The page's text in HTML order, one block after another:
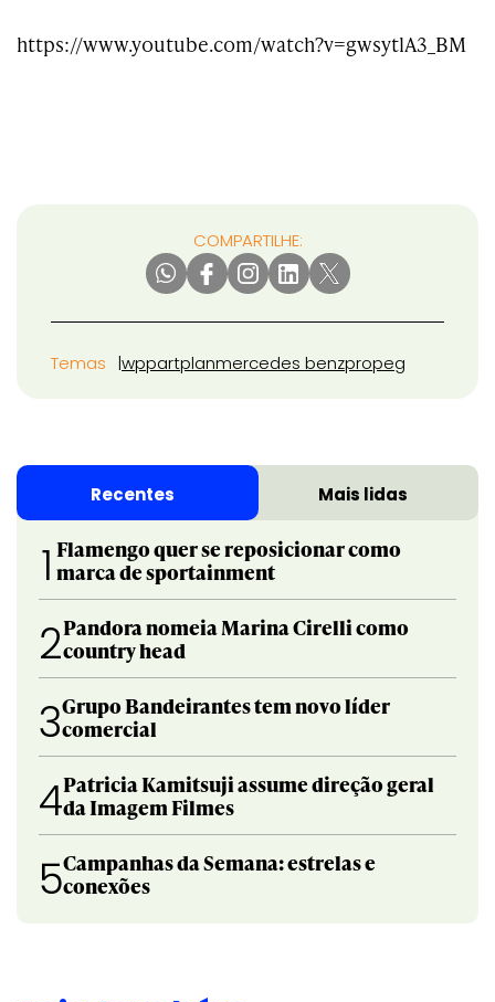
https://www.youtube.com/watch?v=gwsytlA3_BM
COMPARTILHE:
Temas wppartplanmercedes benzpropeg
Recentes Mais lidas
1 Flamengo quer se reposicionar como
marca de sportainment
2Pandora nomeia Marina Cirelli como
country head
3Grupo Bandeirantes tem novo líder
comercial
4Patricia Kamitsuji assume direção geral
da Imagem Filmes
5Campanhas da Semana: estrelas e
conexões